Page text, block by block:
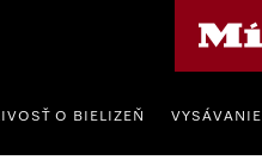
O BIELIZEŇ VYSÁVANIE